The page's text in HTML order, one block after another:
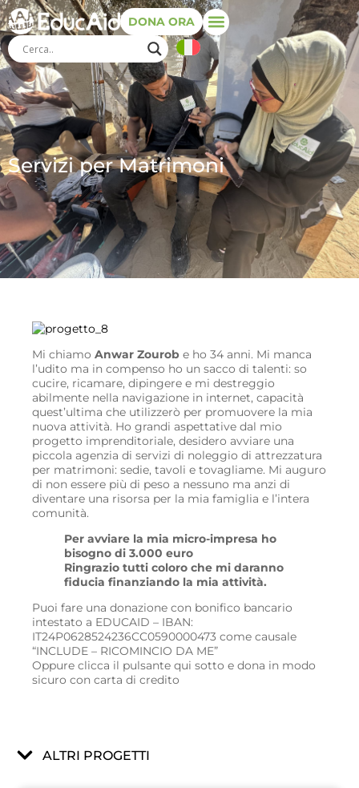
DONA ORA
Servizi per Matrimoni
Mi chiamo Anwar Zourob e ho 34 anni. Mi manca
l’udito ma in compenso ho un sacco di talenti: so
cucire, ricamare, dipingere e mi destreggio
abilmente nella navigazione in internet, capacità
quest’ultima che utilizzerò per promuovere la mia
nuova attività. Ho grandi aspettative dal mio
progetto imprenditoriale, desidero avviare una
piccola agenzia di servizi di noleggio di attrezzatura
per matrimoni: sedie, tavoli e tovagliame. Mi auguro
di non essere più di peso a nessuno ma anzi di
diventare una risorsa per la mia famiglia e l’intera
comunità.
Per avviare la mia micro-impresa ho
bisogno di 3.000 euro
Ringrazio tutti coloro che mi daranno
fiducia finanziando la mia attività.
Puoi fare una donazione con bonifico bancario
intestato a EDUCAID – IBAN:
IT24P0628524236CC0590000473 come causale
“INCLUDE – RICOMINCIO DA ME”
Oppure clicca il pulsante qui sotto e dona in modo
sicuro con carta di credito
ALTRI PROGETTI